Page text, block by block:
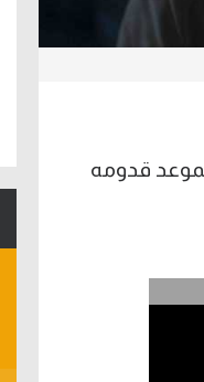
قدومه